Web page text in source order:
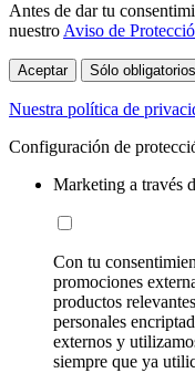
Antes de dar tu
nuestro Aviso de
Aceptar Sólo obligatorios
Nuestra política de
Configuración de
Marketing a través
Con tu
promociones
productos
personales
externos y
siempre que ya